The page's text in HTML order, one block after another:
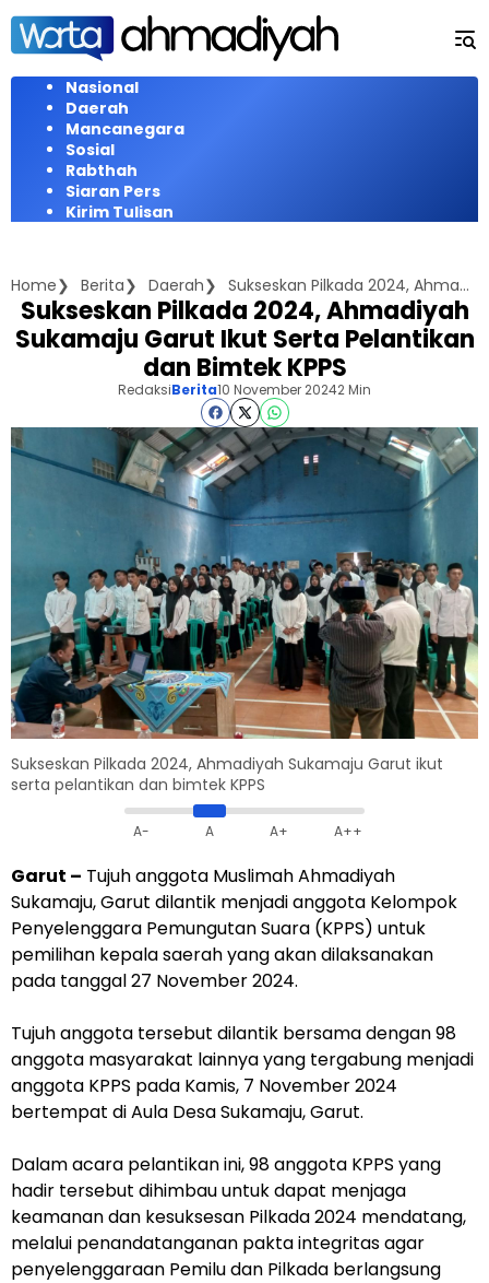
Langsung
konten
Nasional
Daerah
Mancanegara
Sosial
Rabthah
Siaran Pers
Kirim Tulisan
Home Berita Daerah Sukseskan Pilkada 2024, Ahmadiyah Sukamaju Garut Ikut Serta Pelantikan dan Bimtek KPPS
Sukseskan Pilkada 2024, Ahmadiyah
Sukamaju Garut Ikut Serta Pelantikan
dan Bimtek KPPS
RedaksiBerita10 November 20242 Min
Sukseskan Pilkada 2024, Ahmadiyah Sukamaju Garut ikut
serta pelantikan dan bimtek KPPS
A- A A+ A++
Garut – Tujuh anggota Muslimah Ahmadiyah
Sukamaju, Garut dilantik menjadi anggota Kelompok
Penyelenggara Pemungutan Suara (KPPS) untuk
pemilihan kepala saerah yang akan dilaksanakan
pada tanggal 27 November 2024.
Tujuh anggota tersebut dilantik bersama dengan 98
anggota masyarakat lainnya yang tergabung menjadi
anggota KPPS pada Kamis, 7 November 2024
bertempat di Aula Desa Sukamaju, Garut.
Dalam acara pelantikan ini, 98 anggota KPPS yang
hadir tersebut dihimbau untuk dapat menjaga
keamanan dan kesuksesan Pilkada 2024 mendatang,
melalui penandatanganan pakta integritas agar
penyelenggaraan Pemilu dan Pilkada berlangsung